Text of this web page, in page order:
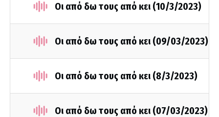
Οι από δω τους από κει (10/3/2023)
Οι από δω τους από κει (09/03/2023)
Οι από δω τους από κει (8/3/2023)
Οι από δω τους από κει (07/03/2023)